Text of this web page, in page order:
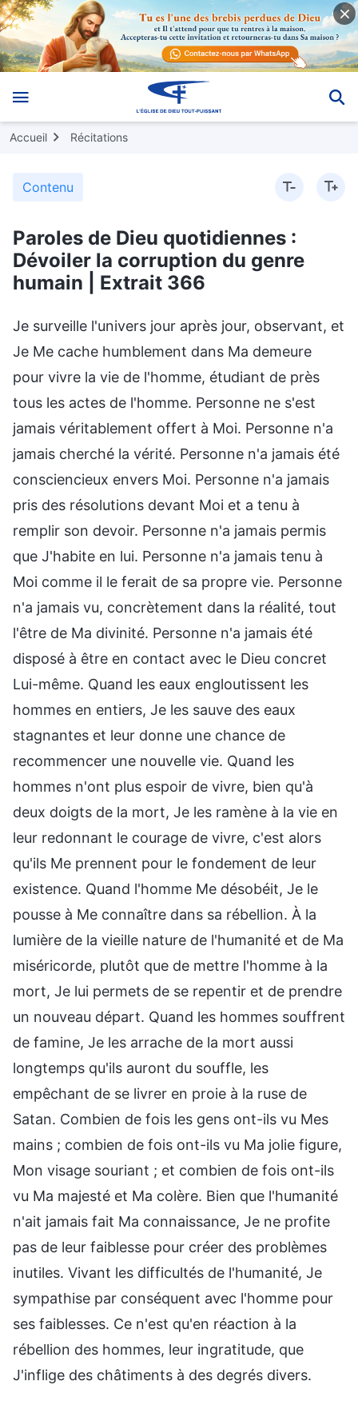
Accueil Récitations
Contenu
Paroles de Dieu quotidiennes :
Dévoiler la corruption du genre
humain | Extrait 366
Je surveille l'univers jour après jour, observant, et
Je Me cache humblement dans Ma demeure
pour vivre la vie de l'homme, étudiant de près
tous les actes de l'homme. Personne ne s'est
jamais véritablement offert à Moi. Personne n'a
jamais cherché la vérité. Personne n'a jamais été
consciencieux envers Moi. Personne n'a jamais
pris des résolutions devant Moi et a tenu à
remplir son devoir. Personne n'a jamais permis
que J'habite en lui. Personne n'a jamais tenu à
Moi comme il le ferait de sa propre vie. Personne
n'a jamais vu, concrètement dans la réalité, tout
l'être de Ma divinité. Personne n'a jamais été
disposé à être en contact avec le Dieu concret
Lui-même. Quand les eaux engloutissent les
hommes en entiers, Je les sauve des eaux
stagnantes et leur donne une chance de
recommencer une nouvelle vie. Quand les
hommes n'ont plus espoir de vivre, bien qu'à
deux doigts de la mort, Je les ramène à la vie en
leur redonnant le courage de vivre, c'est alors
qu'ils Me prennent pour le fondement de leur
existence. Quand l'homme Me désobéit, Je le
pousse à Me connaître dans sa rébellion. À la
lumière de la vieille nature de l'humanité et de Ma
miséricorde, plutôt que de mettre l'homme à la
mort, Je lui permets de se repentir et de prendre
un nouveau départ. Quand les hommes souffrent
de famine, Je les arrache de la mort aussi
longtemps qu'ils auront du souffle, les
empêchant de se livrer en proie à la ruse de
Satan. Combien de fois les gens ont-ils vu Mes
mains ; combien de fois ont-ils vu Ma jolie figure,
Mon visage souriant ; et combien de fois ont-ils
vu Ma majesté et Ma colère. Bien que l'humanité
n'ait jamais fait Ma connaissance, Je ne profite
pas de leur faiblesse pour créer des problèmes
inutiles. Vivant les difficultés de l'humanité, Je
sympathise par conséquent avec l'homme pour
ses faiblesses. Ce n'est qu'en réaction à la
rébellion des hommes, leur ingratitude, que
J'inflige des châtiments à des degrés divers.